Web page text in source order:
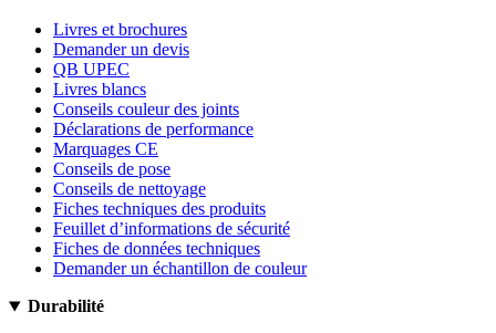
Livres et brochures
Demander un devis
QB UPEC
Livres blancs
Conseils couleur des joints
Déclarations de performance
Marquages CE
Conseils de pose
Conseils de nettoyage
Fiches techniques des produits
Feuillet d’informations de sécurité
Fiches de données techniques
Demander un échantillon de couleur
Durabilité